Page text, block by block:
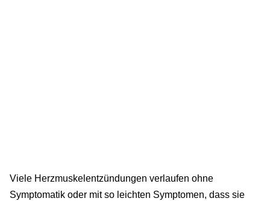
Viele Herzmuskelentzündungen verlaufen ohne
Symptomatik oder mit so leichten Symptomen, dass sie